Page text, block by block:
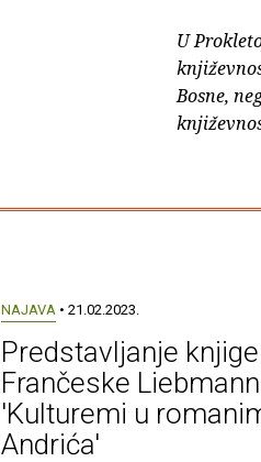
U
Bosne,
NAJAVA • 21.02.2023.
Predstavljanje knjige
Frančeske Liebmann
'Kulturemi u
Andrića'